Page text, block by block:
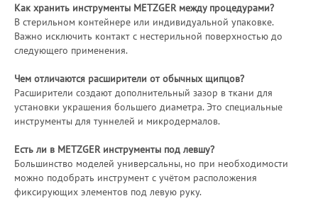
Как хранить инструменты METZGER между процедурами?
В стерильном контейнере или индивидуальной упаковке.
Важно исключить контакт с нестерильной поверхностью до
следующего применения.
Чем отличаются расширители от обычных щипцов?
Расширители создают дополнительный зазор в ткани для
установки украшения большего диаметра. Это специальные
инструменты для туннелей и микродермалов.
Есть ли в METZGER инструменты под левшу?
Большинство моделей универсальны, но при необходимости
можно подобрать инструмент с учётом расположения
фиксирующих элементов под левую руку.